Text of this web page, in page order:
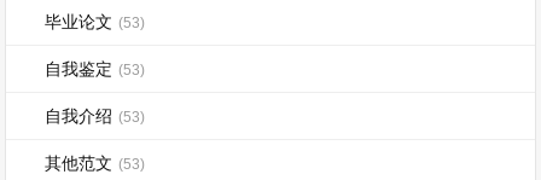
毕业论文 (53)
自我鉴定 (53)
自我介绍 (53)
其他范文 (53)